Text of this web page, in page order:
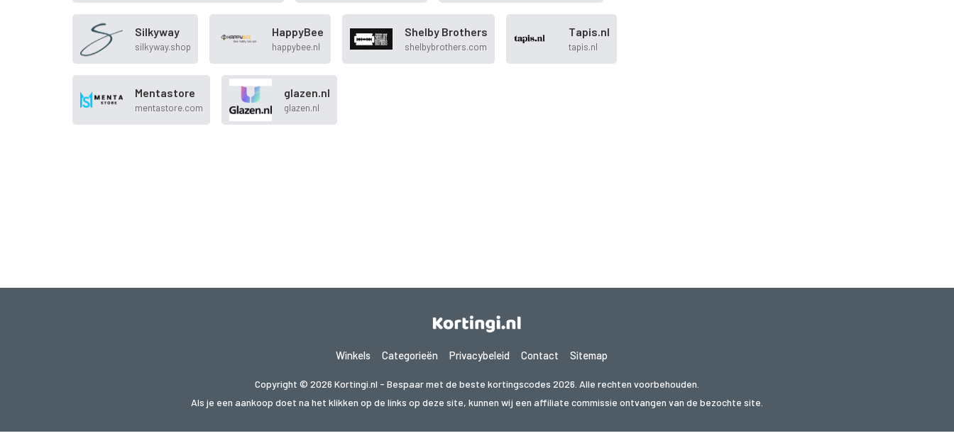
Silkyway
silkyway.shop
HappyBee
happybee.nl
Shelby Brothers
shelbybrothers.com
Tapis.nl
tapis.nl
Mentastore
mentastore.com
glazen.nl
glazen.nl
Winkels Categorieën Privacybeleid Contact Sitemap
Copyright © 2026 Kortingi.nl - Bespaar met de beste kortingscodes 2026. Alle rechten voorbehouden.
Als je een aankoop doet na het klikken op de links op deze site, kunnen wij een affiliate commissie ontvangen van de bezochte site.